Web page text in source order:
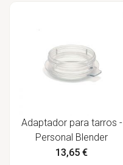
Adaptador para tarros -
Personal Blender
13,65 €